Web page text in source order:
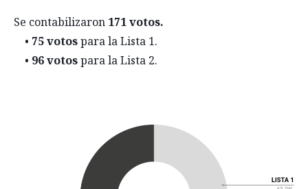
Se contabilizaron 171 votos.
• 75 votospara la Lista 1.
• 96 votospara la Lista 2.